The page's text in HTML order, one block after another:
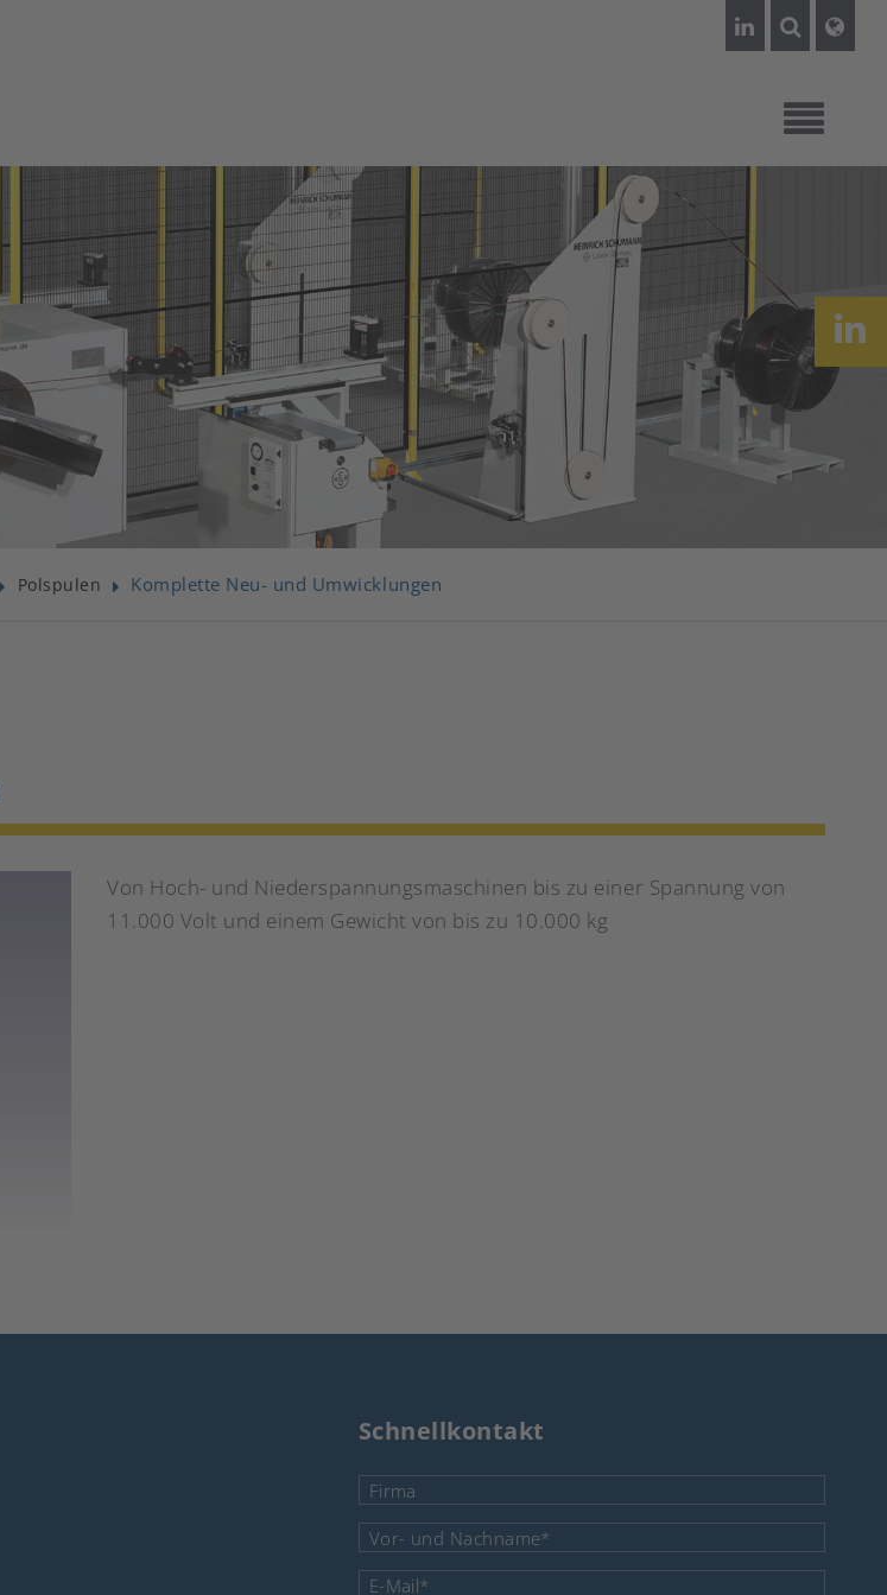
Polspulen Komplette Neu- und Umwicklungen
Von Hoch- und Niederspannungsmaschinen bis zu einer Spannung von
11.000 Volt und einem Gewicht von bis zu 10.000 kg
Schnellkontakt
Firma
Pflichtfeld
Vor- und Nachname*
Pflichtfeld
E-Mail*